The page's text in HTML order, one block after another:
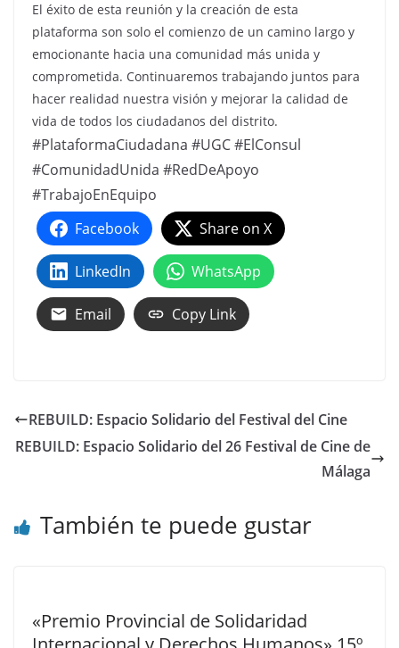
El éxito de esta reunión y la creación de esta
plataforma son solo el comienzo de un camino largo y
emocionante hacia una comunidad más unida y
comprometida. Continuaremos trabajando juntos para
hacer realidad nuestra visión y mejorar la calidad de
vida de todos los ciudadanos del distrito.
#PlataformaCiudadana #UGC #ElConsul
#ComunidadUnida #RedDeApoyo
#TrabajoEnEquipo
Facebook
Share on X
LinkedIn WhatsApp
Email Copy Link
REBUILD: Espacio Solidario del Festival del Cine
REBUILD: Espacio Solidario del 26 Festival de Cine de
Málaga
También te puede gustar
«Premio Provincial de Solidaridad